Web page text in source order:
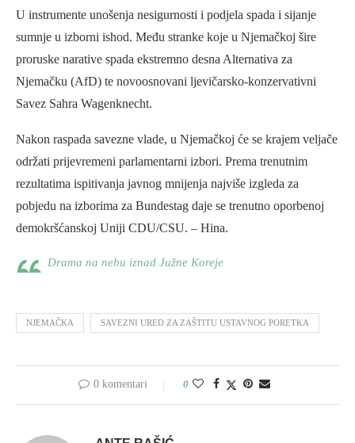
U instrumente unošenja nesigurnosti i podjela spada i sijanje
sumnje u izborni ishod. Među stranke koje u Njemačkoj šire
proruske narative spada ekstremno desna Alternativa za
Njemačku (AfD) te novoosnovani ljevičarsko-konzervativni
Savez Sahra Wagenknecht.
Nakon raspada savezne vlade, u Njemačkoj će se krajem veljače
održati prijevremeni parlamentarni izbori. Prema trenutnim
rezultatima ispitivanja javnog mnijenja najviše izgleda za
pobjedu na izborima za Bundestag daje se trenutno oporbenoj
demokršćanskoj Uniji CDU/CSU. – Hina.
Drama na nebu iznad Južne Koreje
NJEMAČKA SAVEZNI URED ZA ZAŠTITU USTAVNOG PORETKA
0 komentari 0